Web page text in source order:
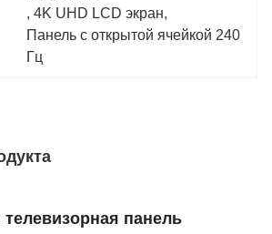
, 4K UHD LCD экран,
Панель с открытой ячейкой 240
Гц
панель